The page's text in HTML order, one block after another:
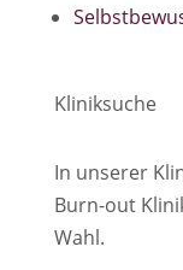
Kliniksuche
In unserer
Burn-out
Wahl.